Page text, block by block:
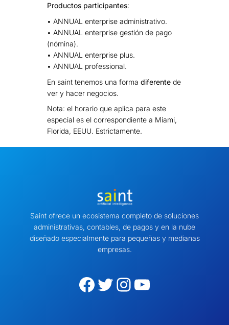
Productos participantes:
▪ ANNUAL enterprise administrativo.
▪ ANNUAL enterprise gestión de pago
(nómina).
▪ ANNUAL enterprise plus.
▪ ANNUAL professional.
En saint tenemos una forma diferentede
ver y hacer negocios.
Nota: el horario que aplica para este
especial es el correspondiente a Miami,
Florida, EEUU. Estrictamente.
Saint ofrece un ecosistema completo de soluciones
administrativas, contables, de pagos y en la nube
diseñado especialmente para pequeñas y medianas
empresas.
Facebook Twitter Instagram YouTube